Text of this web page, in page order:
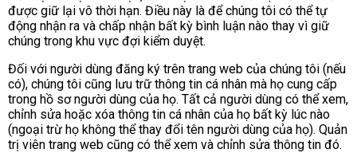
được giữ lại vô thời hạn. Điều này là để chúng tôi có thể tự
động nhận ra và chấp nhận bất kỳ bình luận nào thay vì giữ
chúng trong khu vực đợi kiểm duyệt.
Đối với người dùng đăng ký trên trang web của chúng tôi (nếu
có), chúng tôi cũng lưu trữ thông tin cá nhân mà họ cung cấp
trong hồ sơ người dùng của họ. Tất cả người dùng có thể xem,
chỉnh sửa hoặc xóa thông tin cá nhân của họ bất kỳ lúc nào
(ngoại trừ họ không thể thay đổi tên người dùng của họ). Quản
trị viên trang web cũng có thể xem và chỉnh sửa thông tin đó.